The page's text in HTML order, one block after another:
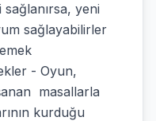
yeni
sağlayabilirler
- Oyun,
masallarla
kurduğu